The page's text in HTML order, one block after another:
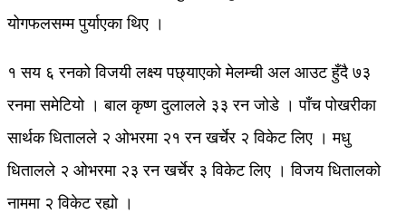
योगफलसम्म पुर्याएका थिए ।
१ सय ६ रनको विजयी लक्ष्य पछ्याएको मेलम्ची अल आउट हुँदै ७३
रनमा समेटियो । बाल कृष्ण दुलालले ३३ रन जोडे । पाँच पोखरीका
सार्थक धितालले २ ओभरमा २१ रन खर्चेर २ विकेट लिए । मधु
धितालले २ ओभरमा २३ रन खर्चेर ३ विकेट लिए । विजय धितालको
नाममा २ विकेट रह्यो ।